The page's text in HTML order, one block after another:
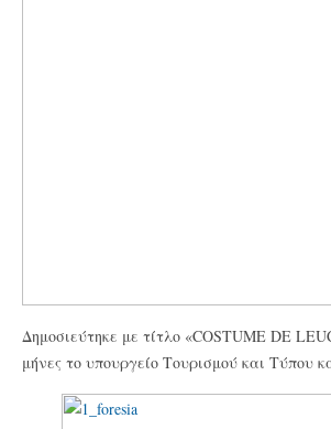
Δημοσιεύτηκε με τίτλο «COSTUME DE
μήνες το υπουργείο Τουρισμού και Τύπου